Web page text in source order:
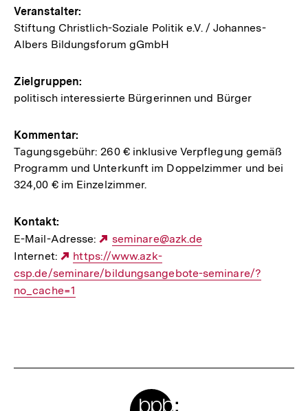
Veranstalter:
Stiftung Christlich-Soziale Politik e.V. / Johannes-
Albers Bildungsforum gGmbH
Zielgruppen:
politisch interessierte Bürgerinnen und Bürger
Kommentar:
Tagungsgebühr: 260 € inklusive Verpflegung gemäß
Programm und Unterkunft im Doppelzimmer und bei
324,00 € im Einzelzimmer.
Kontakt:
E-Mail-Adresse:
Externer
Link:
seminare@azk.de
Internet:
Externer
Link:
https://www.azk-
csp.de/seminare/bildungsangebote-seminare/?
no_cache=1